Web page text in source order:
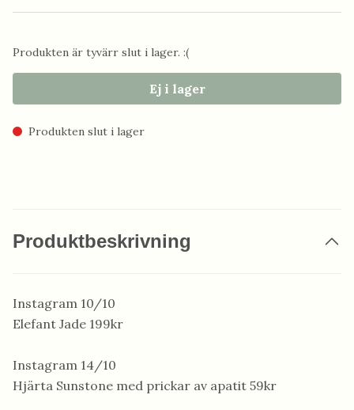
Produkten är tyvärr slut i lager. :(
Ej i lager
Produkten slut i lager
Produktbeskrivning
Instagram 10/10
Elefant Jade 199kr
Instagram 14/10
Hjärta Sunstone med prickar av apatit 59kr